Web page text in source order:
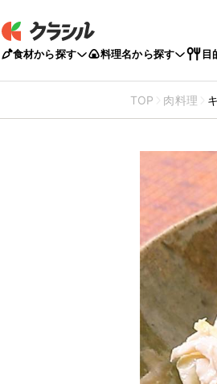
食材から探す 料理名から探す 目
TOP 肉料理